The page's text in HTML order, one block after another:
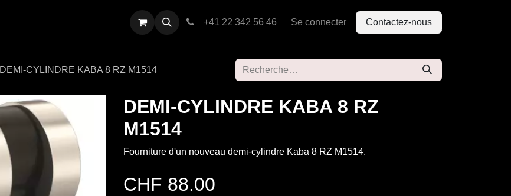
+41 22 342 56 46 Se connecter Contactez-nous
DEMI-CYLINDRE KABA 8 RZ M1514
DEMI-CYLINDRE KABA 8 RZ
M1514
Fourniture d'un nouveau demi-cylindre Kaba 8 RZ M1514.
CHF 88.00